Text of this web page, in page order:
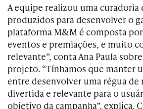
A equipe realizou uma curadoria
produzidos para desenvolver o
plataforma M&M é composta
eventos e premiações, e muito
relevante”, conta Ana Paula
projeto. “Tínhamos que manter
entre desenvolver uma régua
divertida e relevante para o
objetivo da campanha”, explica.